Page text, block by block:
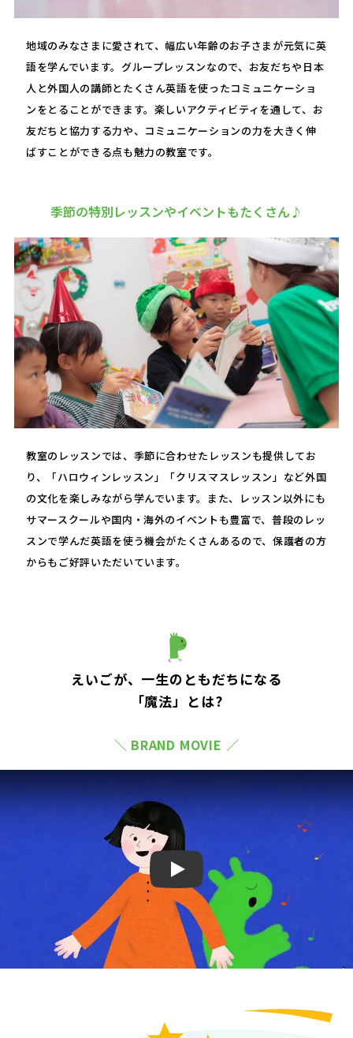
地域のみなさまに愛されて、幅広い年齢のお子さまが元気に英
語を学んでいます。グループレッスンなので、お友だちや日本
人と外国人の講師とたくさん英語を使ったコミュニケーショ
ンをとることができます。楽しいアクティビティを通して、お
友だちと協力する力や、コミュニケーションの力を大きく伸
ばすことができる点も魅力の教室です。
季節の特別レッスンやイベントもたくさん♪
教室のレッスンでは、季節に合わせたレッスンも提供してお
り、「ハロウィンレッスン」「クリスマスレッスン」など外国
の文化を楽しみながら学んでいます。また、レッスン以外にも
サマースクールや国内・海外のイベントも豊富で、普段のレッ
スンで学んだ英語を使う機会がたくさんあるので、保護者の方
からもご好評いただいています。
えいごが、一生のともだちになる
「魔法」とは?
＼ BRAND MOVIE ／